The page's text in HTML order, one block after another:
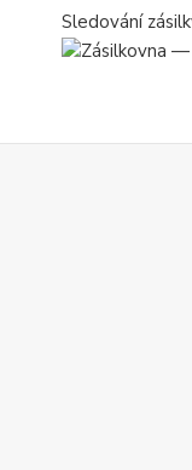
Sledování